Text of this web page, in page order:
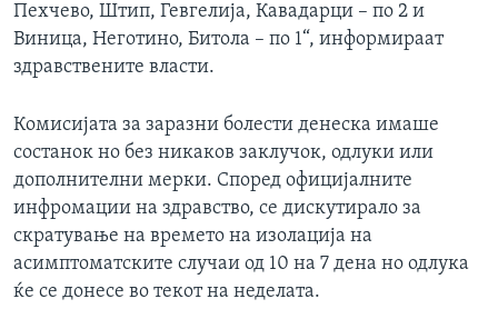
Пехчево, Штип, Гевгелија, Кавадарци – по 2 и
Виница, Неготино, Битола – по 1“, информираат
здравствените власти.
Комисијата за заразни болести денеска имаше
состанок но без никаков заклучок, одлуки или
дополнителни мерки. Според официјалните
инфромации на здравство, се дискутирало за
скратување на времето на изолација на
асимптоматските случаи од 10 на 7 дена но одлука
ќе се донесе во текот на неделата.